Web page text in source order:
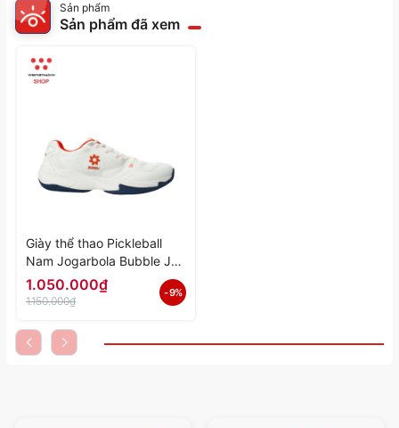
Sản phẩm
Sản phẩm đã xem
Giày thể thao Pickleball
Nam Jogarbola Bubble J
"Trắng/Đỏ" JG-Bubble-05
- Hàng Chính Hãng
1.050.000₫
1.150.000₫
- 9%